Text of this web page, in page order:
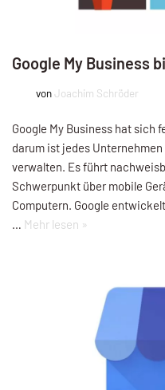
Google My Business
von Joachim Schröder
Google My Business hat sich
darum ist jedes
verwalten. Es führt
Schwerpunkt über mobile
Computern. Google
… Mehr lesen »